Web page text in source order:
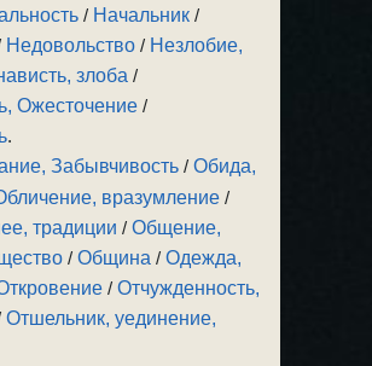
/ Начальник /
Недовольство / Незлобие,
злоба /
Ожесточение /
.
Забывчивость /Обида,
вразумление /
традиции /Общение,
/Община /Одежда,
/Отчужденность,
Отшельник, уединение,